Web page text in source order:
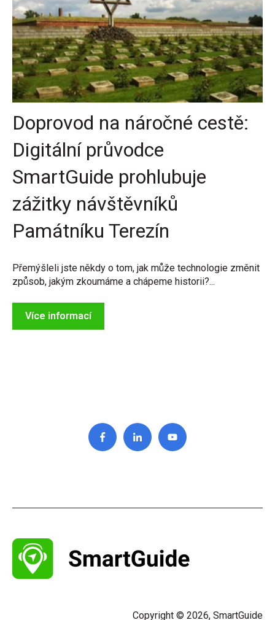
Doprovod na náročné cestě:
Digitální průvodce
SmartGuide prohlubuje
zážitky návštěvníků
Památníku Terezín
Přemýšleli jste někdy o tom, jak může technologie změnit
způsob, jakým zkoumáme a chápeme historii?...
Více informací
Copyright © 2026, SmartGuide